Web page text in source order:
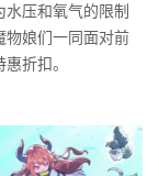
水压和氧气的限制
物娘们一同面对前
折扣。